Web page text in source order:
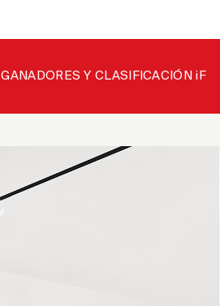
GANADORES Y CLASIFICACIÓN iF